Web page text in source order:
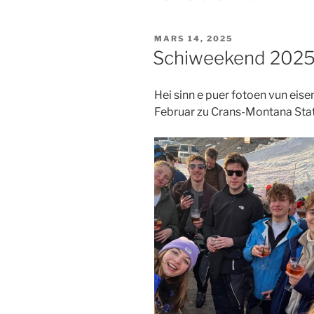
PUBLIÉ
LE
MARS 14, 2025
Schiweekend 2025
Hei sinn e puer fotoen vun
Februar zu Crans-Montana